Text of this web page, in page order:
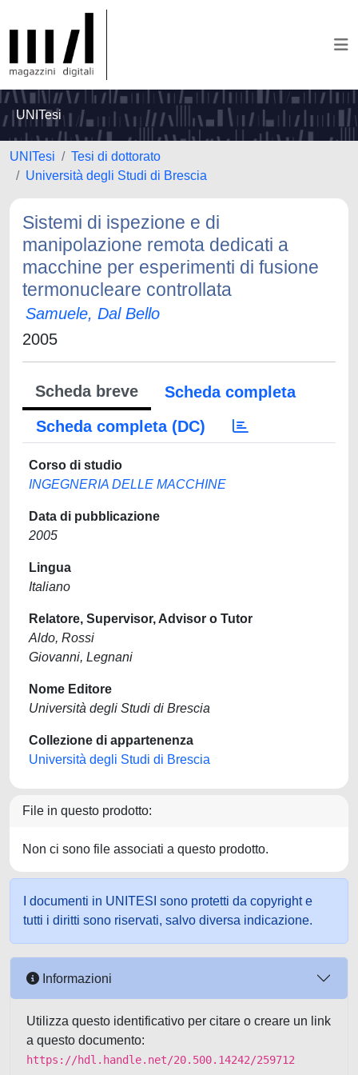
UNITesi
UNITesi
Tesi di dottorato
Università degli Studi di Brescia
Sistemi di ispezione e di
manipolazione remota dedicati a
macchine per esperimenti di fusione
termonucleare controllata
Samuele, Dal Bello
2005
Scheda breve
Scheda completa
Scheda completa (DC)
Corso di studio
INGEGNERIA DELLE MACCHINE
Data di pubblicazione
2005
Lingua
Italiano
Relatore, Supervisor, Advisor o Tutor
Aldo, Rossi
Giovanni, Legnani
Nome Editore
Università degli Studi di Brescia
Collezione di appartenenza
Università degli Studi di Brescia
File in questo prodotto:
Non ci sono file associati a questo prodotto.
I documenti in UNITESI sono protetti da copyright e
tutti i diritti sono riservati, salvo diversa indicazione.
Informazioni
Utilizza questo identificativo per citare o creare un link
a questo documento:
https://hdl.handle.net/20.500.14242/259712